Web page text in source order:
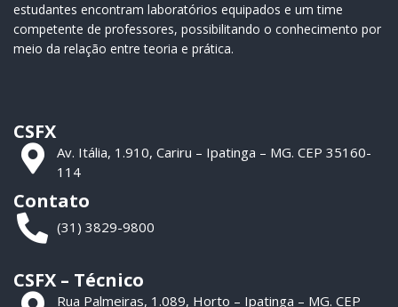
estudantes encontram laboratórios equipados e um time
competente de professores, possibilitando o conhecimento por
meio da relação entre teoria e prática.
CSFX
Av. Itália, 1.910, Cariru – Ipatinga – MG. CEP 35160-
114
Contato
(31) 3829-9800
CSFX – Técnico
Rua Palmeiras, 1.089, Horto – Ipatinga – MG. CEP